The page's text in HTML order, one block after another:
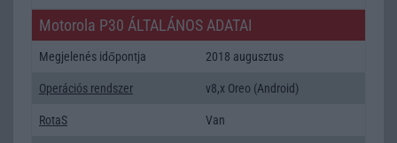
Motorola P30 ÁLTALÁNOS ADATAI
Megjelenés időpontja 2018 augusztus
Operációs rendszer v8,x Oreo (Android)
RotaS Van